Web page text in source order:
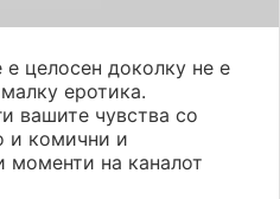
целосен доколку не е
еротика.
вашите чувства со
и комични и
моменти на каналот